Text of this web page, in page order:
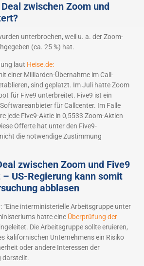
zwischen Zoom und
unterbrochen, weil u. a. der Zoom-
(ca. 25 %) hat.
laut Heise.de:
einer Milliarden-Übernahme im Call-
sind geplatzt. Im Juli hatte Zoom
für Five9 unterbreitet. Five9 ist ein
für Callcenter. Im Falle
jede Five9-Aktie in 0,5533 Zoom-Aktien
Offerte hat unter den Five9-
die notwendige Zustimmung
zwischen Zoom und Five9
US-Regierung kann somit
abblasen
“Eine interministerielle Arbeitsgruppe unter
hatte eine Überprüfung der
Die Arbeitsgruppe sollte eruieren,
kalifornischen Unternehmens ein Risiko
oder andere Interessen der
darstellt.